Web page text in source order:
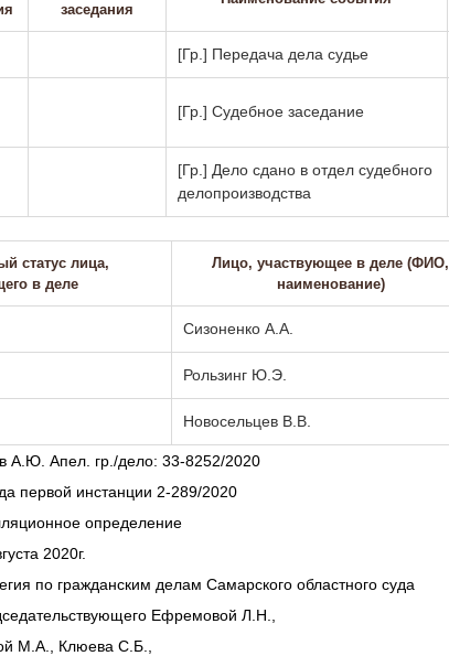
заседания
[Гр.] Передача дела судье
[Гр.] Судебное заседание
[Гр.] Дело сдано в отдел судебного
делопроизводства
статус лица,
в деле
Лицо, участвующее в деле (ФИО,
наименование)
Сизоненко А.А.
Рользинг Ю.Э.
Новосельцев В.В.
А.Ю. Апел. гр./дело: 33-8252/2020
первой инстанции 2-289/2020
определение
2020г.
по гражданским делам Самарского областного суда
Ефремовой Л.Н.,
М.А., Клюева С.Б.,